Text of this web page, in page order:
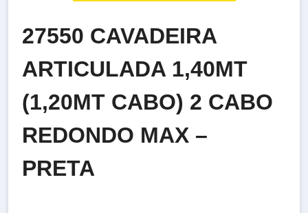
27550 CAVADEIRA
ARTICULADA 1,40MT
(1,20MT CABO) 2 CABO
REDONDO MAX –
PRETA